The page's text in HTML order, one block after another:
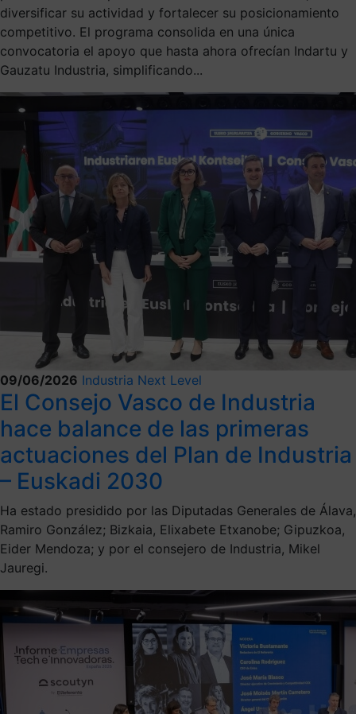
diversificar su actividad y fortalecer su posicionamiento
competitivo. El programa consolida en una única
convocatoria el apoyo que hasta ahora ofrecían Indartu y
Gauzatu Industria, simplificando...
09/06/2026 Industria Next Level
El Consejo Vasco de Industria
hace balance de las primeras
actuaciones del Plan de Industria
– Euskadi 2030
Ha estado presidido por las Diputadas Generales de Álava,
Ramiro González; Bizkaia, Elixabete Etxanobe; Gipuzkoa,
Eider Mendoza; y por el consejero de Industria, Mikel
Jauregi.